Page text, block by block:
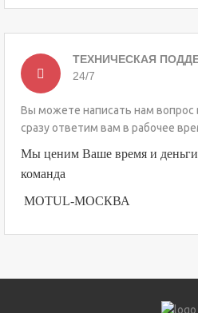
ТЕХНИЧЕСКАЯ
24/7
Вы можете написать нам
сразу ответим вам в рабочее
Мы ценим Ваше время и
команда
MOTUL-МОСКВА